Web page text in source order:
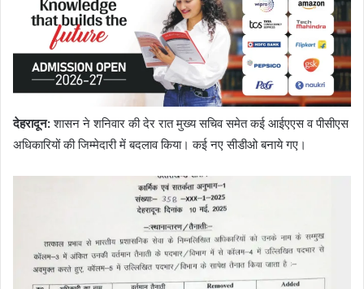
देहरादून:शासन ने शनिवार की देर रात मुख्य सचिव समेत कई आईएएस व पीसीएस
अधिकारियों की जिम्मेदारी में बदलाव किया। कई नए सीडीओ बनाये गए।